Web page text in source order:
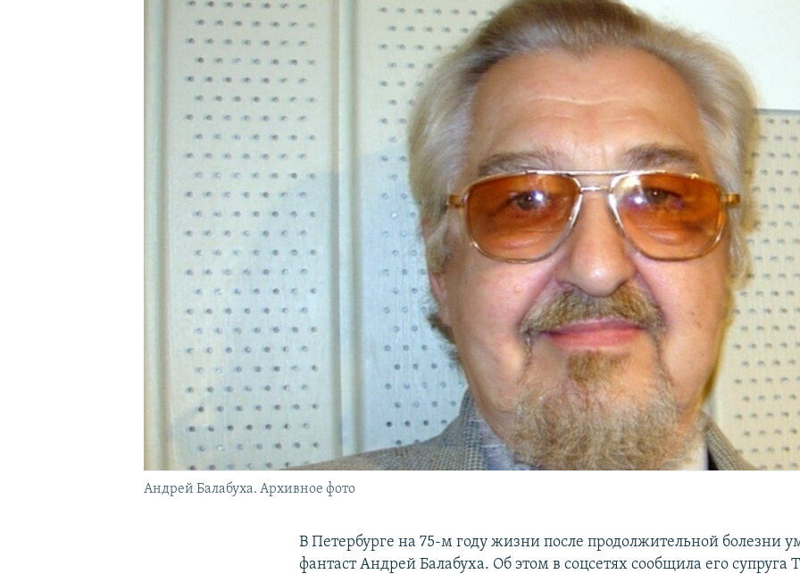
ПОДПИШИТЕСЬ НА РАССЫЛКУ
Андрей Балабуха. Архивное фото
В Петербурге на 75-м году жизни после продолжительной болезни
фантаст Андрей Балабуха. Об этом в соцсетях сообщила его супруга